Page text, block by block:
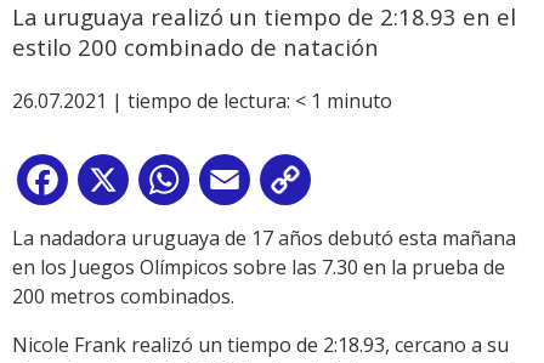
La uruguaya realizó un tiempo de 2:18.93 en el
estilo 200 combinado de natación
26.07.2021 | tiempo de lectura: < 1 minuto
Facebook
X WhatsApp
Email
Link
La nadadora uruguaya de 17 años debutó esta mañana
en los Juegos Olímpicos sobre las 7.30 en la prueba de
200 metros combinados.
Nicole Frank realizó un tiempo de 2:18.93, cercano a su